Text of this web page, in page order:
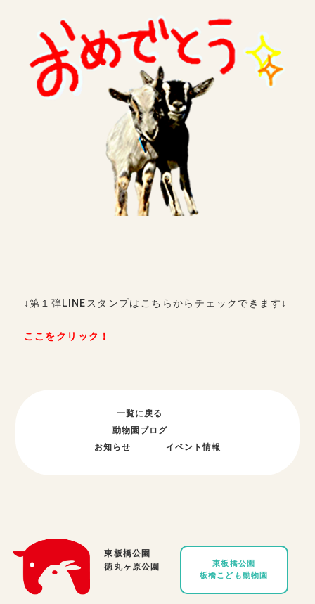
↓第１弾LINEスタンプはこちらからチェックできます↓
ここをクリック！
一覧に戻る
動物園ブログ
お知らせ
イベント情報
東板橋公園
徳丸ヶ原公園
東板橋公園
板橋こども動物園